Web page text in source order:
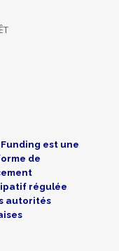
est une
de
régulée
autorités